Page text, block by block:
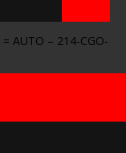
= AUTO – 214-CGO-